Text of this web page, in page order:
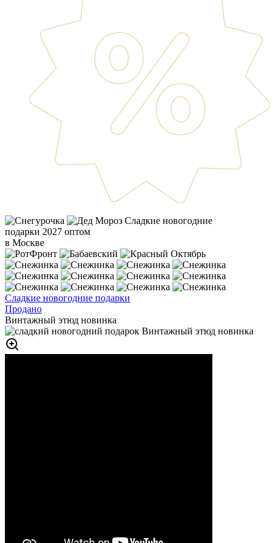
Сладкие новогодние
подарки 2027 оптом
в Москве
Сладкие новогодние подарки
Продано
Винтажный этюд новинка